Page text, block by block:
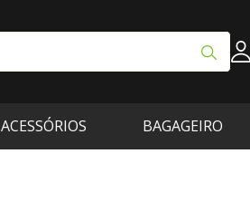
ACESSÓRIOS BAGAGEIRO